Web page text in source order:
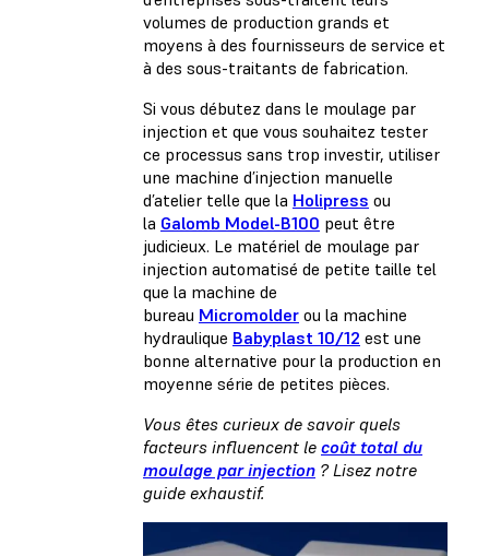
volumes de production grands et
moyens à des fournisseurs de service et
à des sous-traitants de fabrication.
Si vous débutez dans le moulage par
injection et que vous souhaitez tester
ce processus sans trop investir, utiliser
une machine d’injection manuelle
d’atelier telle que la Holipress ou
la Galomb Model-B100 peut être
judicieux. Le matériel de moulage par
injection automatisé de petite taille tel
que la machine de
bureau Micromolder ou la machine
hydraulique Babyplast 10/12 est une
bonne alternative pour la production en
moyenne série de petites pièces.
Vous êtes curieux de savoir quels
facteurs influencent le coût total du
moulage par injection ? Lisez notre
guide exhaustif.